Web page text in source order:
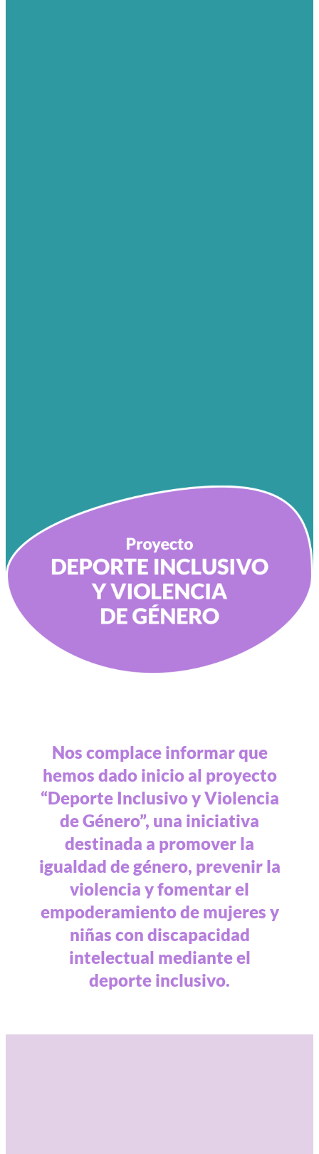
Nos complace informar que
hemos dado inicio al proyecto
“Deporte Inclusivo y Violencia
de Género”, una iniciativa
destinada a promover la
igualdad de género, prevenir la
violencia y fomentar el
empoderamiento de mujeres y
niñas con discapacidad
intelectual mediante el
deporte inclusivo.